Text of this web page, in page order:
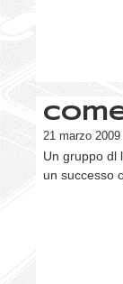
21 marzo 2009
Un gruppo dl
un successo